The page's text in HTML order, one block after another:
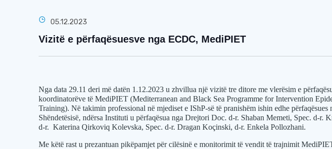
05.12.2023
Vizitë e përfaqësuesve nga ECDC, MediPIET
Nga data 29.11 deri më datën 1.12.2023 u zhvillua një vizitë tre ditore me vlerësim e
koordinatorëve të MediPIET(Mediterranean and Black Sea Programme for Intervention
Training).Në takimin professional në mjediset e IShP-së të pranishëm ishin edhe përfaqësues
Shëndetësisë, ndërsa Instituti u përfaqësua nga Drejtori Doc. d-r. Shaban Memeti, Spec. d-r.
d-r. Katerina Qirkoviq Kolevska, Spec. d-r. Dragan Koçinski, d-r. Enkela Pollozhani.
Me këtë rast u prezantuan pikëpamjet për cilësinë e monitorimit të vendit të trajnimit